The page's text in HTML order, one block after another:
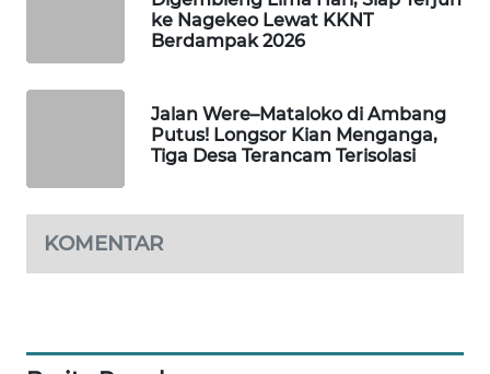
ke Nagekeo Lewat KKNT
Berdampak 2026
Jalan Were–Mataloko di Ambang
Putus! Longsor Kian Menganga,
Tiga Desa Terancam Terisolasi
KOMENTAR
NEWS